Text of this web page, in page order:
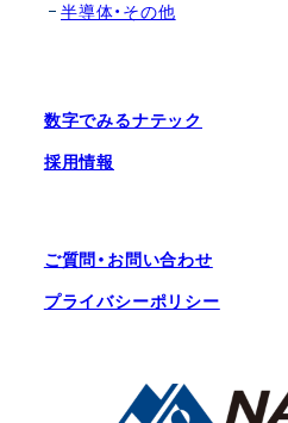
半導体・その他
数字でみるナテック
採用情報
ご質問・お問い合わせ
プライバシーポリシー